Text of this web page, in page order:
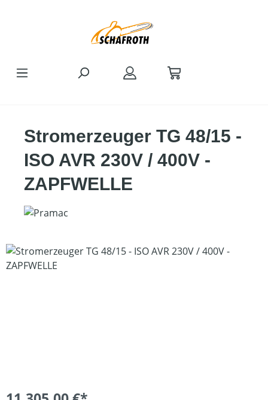
Stromerzeuger TG 48/15 -
ISO AVR 230V / 400V -
ZAPFWELLE
Bildergalerie überspringen